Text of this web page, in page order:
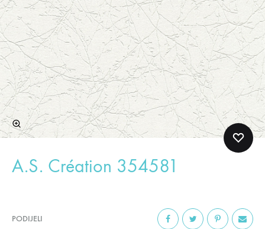
A.S. Création 354581
PODIJELI